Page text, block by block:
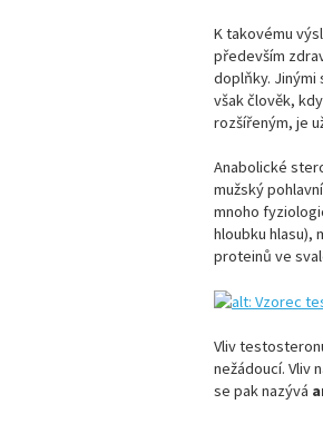
K takovému
především
doplňky. Jinými
však člověk,
rozšířeným, je
Anabolické
mužský
mnoho
hloubku hlasu),
proteinů ve
Vliv
nežádoucí. Vliv
se pak nazývá